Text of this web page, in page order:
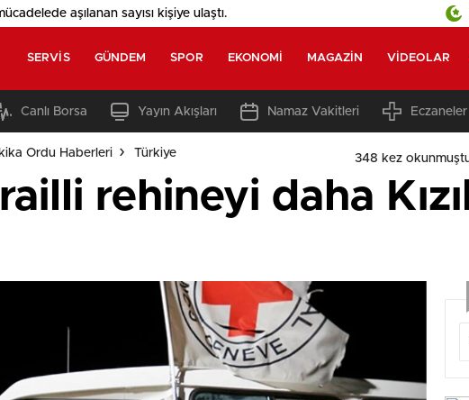
aşılanan sayısı kişiye ulaştı.
SERVIS GÜNDEM SPOR EKONOMI MAGAZIN VIDEOLAR
Canlı Borsa Yayın Akışları Namaz Vakitleri Eczaneler
Ordu Haberleri Türkiye 348 kez
rehineyi daha